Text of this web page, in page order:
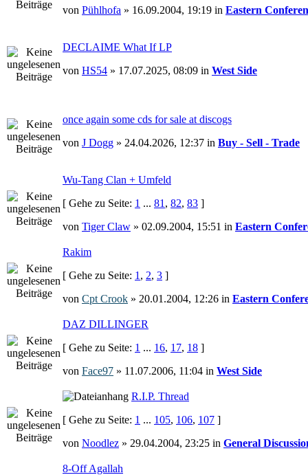
von Pühlhofa » 16.09.2004, 19:19 in Eastern
DECLAIME What If LP
von HS54 » 17.07.2025, 08:09 in West Side
once again some cds for sale at discogs
von J Dogg » 24.04.2026, 12:37 in Buy - Sell - Trade
Wu-Tang Clan + Umfeld
[ Gehe zu Seite: 1 ... 81 , 82, 83 ]
von Tiger Claw » 02.09.2004, 15:51 in Eastern
Rakim
[ Gehe zu Seite: 1 , 2, 3 ]
von Cpt Crook » 20.01.2004, 12:26 in Eastern
DAZ DILLINGER
[ Gehe zu Seite: 1 ... 16, 17, 18 ]
von Face97 » 11.07.2006, 11:04 in West Side
R.I.P. Thread
[ Gehe zu Seite: 1 ... 105, 106, 107 ]
von Noodlez » 29.04.2004, 23:25 in General
8-Off Agallah